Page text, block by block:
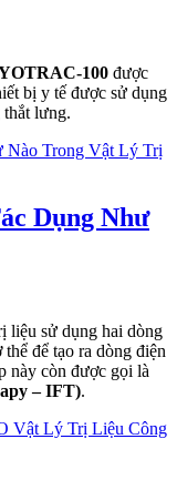
100 được
bị y tế được sử dụng
thắt lưng.
Dụng Như
liệu sử dụng hai dòng
để tạo ra dòng điện
này còn được gọi là
– IFT).